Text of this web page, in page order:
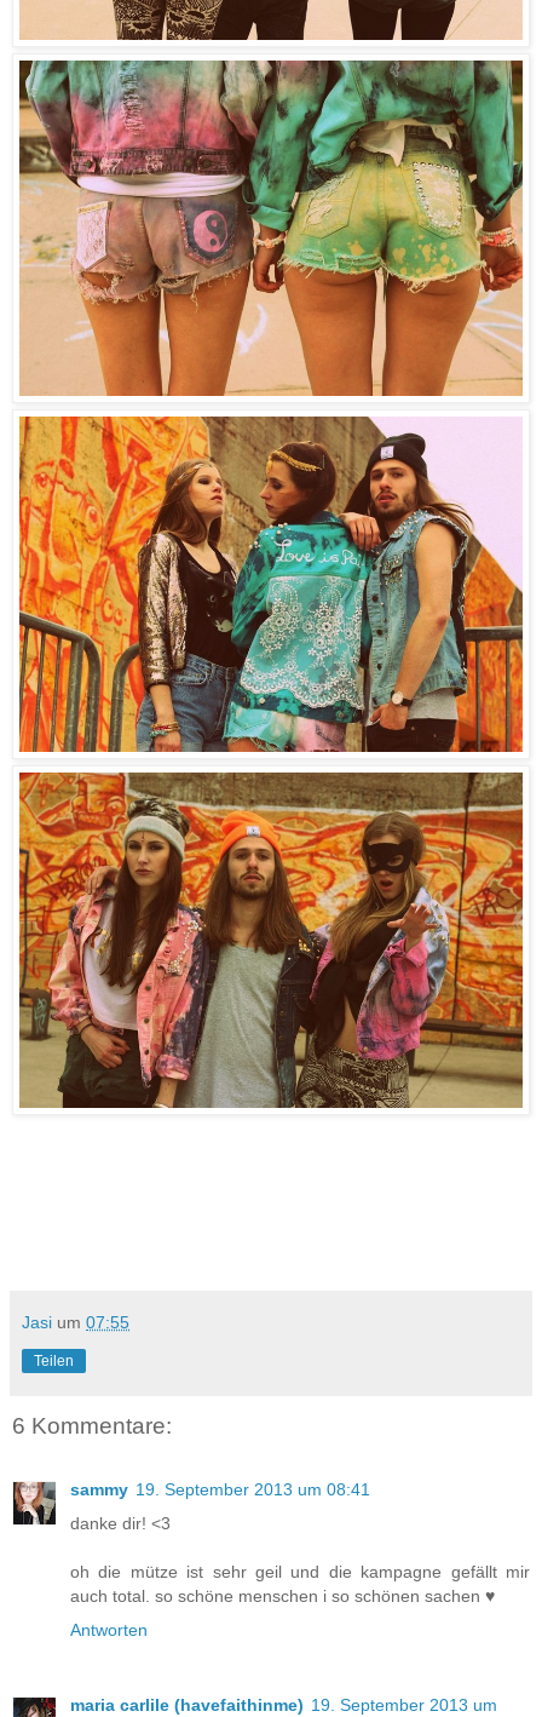
Jasi um 07:55
Teilen
6 Kommentare:
sammy 19. September 2013 um 08:41
danke dir! <3
oh die mütze ist sehr geil und die kampagne gefällt mir
auch total. so schöne menschen i so schönen sachen ♥
Antworten
maria carlile (havefaithinme) 19. September 2013 um